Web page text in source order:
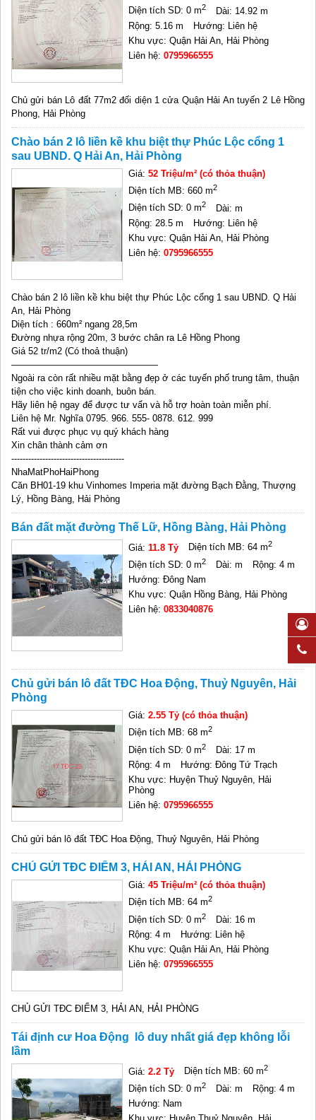
Diện tích SD: 0 m2
Dài: 14.92 m
Rộng: 5.16 m
Hướng: Liên hệ
Khu vực: Quận Hải An, Hải Phòng
Liên hệ:0795966555
Chủ gửi bán Lô đất 77m2 đối diện 1 cửa Quận Hải An tuyến 2 Lê Hồng
Phong, Hải Phòng
Chào bán 2 lô liền kề khu biệt thự Phúc Lộc cổng 1
sau UBND. Q Hải An, Hải Phòng
Giá:52 Triệu/m² (có thỏa thuận)
Diện tích MB: 660 m2
Diện tích SD: 0 m2
Dài: m
Rộng: 28.5 m
Hướng: Liên hệ
Khu vực: Quận Hải An, Hải Phòng
Liên hệ:0795966555
Chào bán 2 lô liền kề khu biệt thự Phúc Lộc cổng 1 sau UBND. Q Hải
An, Hải Phòng
Diện tích : 660m² ngang 28,5m
Đường nhựa rộng 20m, 3 bước chân ra Lê Hồng Phong
Giá 52 tr/m2 (Có thoả thuận)
————————————————
Ngoài ra còn rất nhiều mặt bằng đẹp ở các tuyến phố trung tâm, thuận
tiện cho việc kinh doanh, buôn bán.
Hãy liên hệ ngay để được tư vấn và hỗ trợ hoàn toàn miễn phí.
Liên hệ Mr. Nghĩa 0795. 966. 555- 0878. 612. 999
Rất vui được phục vụ quý khách hàng
Xin chân thành cảm ơn
----------------------------------------
NhaMatPhoHaiPhong
Căn BH01-19 khu Vinhomes Imperia mặt đường Bạch Đằng, Thượng
Lý, Hồng Bàng, Hải Phòng
Bán đất mặt đường Thế Lữ, Hồng Bàng, Hải Phòng
Giá:11.8 Tỷ Diện tích MB: 64 m2
Diện tích SD: 0 m2 Dài: m
Rộng: 4 m
Hướng: Đông Nam
Khu vực: Quận Hồng Bàng, Hải Phòng
Liên hệ:0833040876
Chủ gửi bán lô đất TĐC Hoa Động, Thuỷ Nguyên, Hải
Phòng
Giá:2.55 Tỷ (có thỏa thuận)
Diện tích MB: 68 m2
Diện tích SD: 0 m2
Dài: 17 m
Rộng: 4 m
Hướng: Đông Tứ Trạch
Khu vực: Huyện Thuỷ Nguyên, Hải
Phòng
Liên hệ:0795966555
Chủ gửi bán lô đất TĐC Hoa Động, Thuỷ Nguyên, Hải Phòng
CHỦ GỬI TĐC ĐIỂM 3, HẢI AN, HẢI PHÒNG
Giá:45 Triệu/m² (có thỏa thuận)
Diện tích MB: 64 m2
Diện tích SD: 0 m2
Dài: 16 m
Rộng: 4 m
Hướng: Liên hệ
Khu vực: Quận Hải An, Hải Phòng
Liên hệ:0795966555
CHỦ GỬI TĐC ĐIỂM 3, HẢI AN, HẢI PHÒNG
Tái định cư Hoa Động lô duy nhất giá đẹp không lỗi
lầm
Giá:2.2 Tỷ Diện tích MB: 60 m2
Diện tích SD: 0 m2 Dài: m
Rộng: 4 m
Hướng: Nam